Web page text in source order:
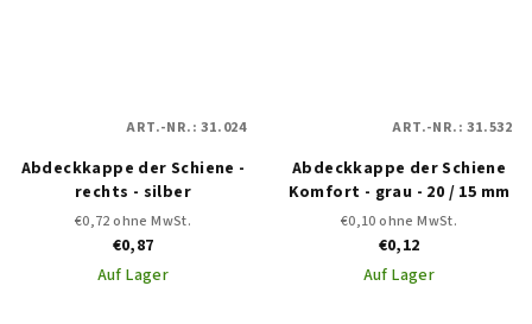
Abdeckkappe der Schiene -
rechts - silber
€0,72 ohne MwSt.
€0,87
Auf Lager
ART.-NR.:31.024
Abdeckkappe der Schiene
Komfort - grau - 20 / 15 mm
€0,10 ohne MwSt.
€0,12
Auf Lager
ART.-NR.:31.532